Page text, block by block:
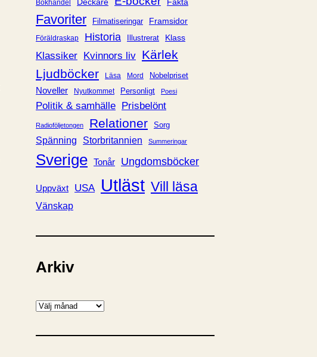
e
r
Bokhandel
Favoriter Filmatiseringar Framsidor
Föräldraskap Historia Illustrerat Klass
Klassiker Kvinnors liv Kärlek
Ljudböcker
Läsa Mord Nobelpriset
Noveller Nyutkommet Personligt Poesi
Politik & samhälle Prisbelönt
Radioföljetongen Relationer Sorg
Spänning Storbritannien Summeringar
Sverige Tonår Ungdomsböcker
Uppväxt USA Utläst Vill läsa
Vänskap
Arkiv
A
k